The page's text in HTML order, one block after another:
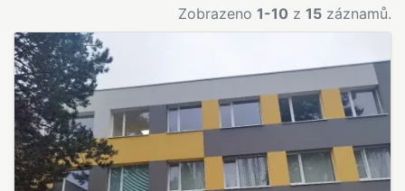
Zobrazeno 1-10 z 15 záznamů.